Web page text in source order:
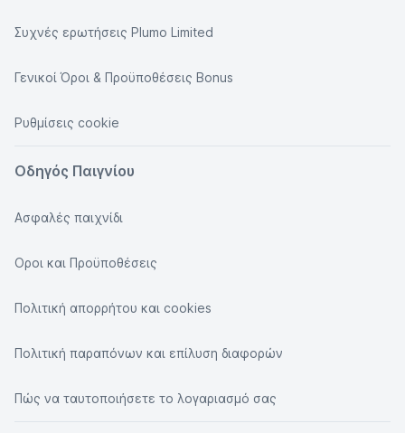
Συχνές ερωτήσεις Plumo Limited
Γενικοί Όροι & Προϋποθέσεις Bonus
Ρυθμίσεις cookie
Οδηγός Παιγνίου
Ασφαλές παιχνίδι
Οροι και Προϋποθέσεις
Πολιτική απορρήτου και cookies
Πολιτική παραπόνων και επίλυση διαφορών
Πώς να ταυτοποιήσετε το λογαριασμό σας